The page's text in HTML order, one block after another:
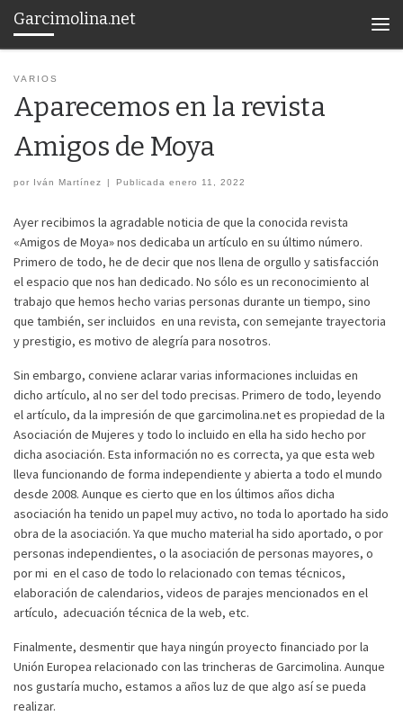
Saltar al contenido
Garcimolina.net
VARIOS
Aparecemos en la revista
Amigos de Moya
por Iván Martínez | Publicadaenero 11, 2022
Ayer recibimos la agradable noticia de que la conocida revista
«Amigos de Moya» nos dedicaba un artículo en su último número.
Primero de todo, he de decir que nos llena de orgullo y satisfacción
el espacio que nos han dedicado. No sólo es un reconocimiento al
trabajo que hemos hecho varias personas durante un tiempo, sino
que también, ser incluidos en una revista, con semejante trayectoria
y prestigio, es motivo de alegría para nosotros.
Sin embargo, conviene aclarar varias informaciones incluidas en
dicho artículo, al no ser del todo precisas. Primero de todo, leyendo
el artículo, da la impresión de que garcimolina.net es propiedad de la
Asociación de Mujeres y todo lo incluido en ella ha sido hecho por
dicha asociación. Esta información no es correcta, ya que esta web
lleva funcionando de forma independiente y abierta a todo el mundo
desde 2008. Aunque es cierto que en los últimos años dicha
asociación ha tenido un papel muy activo, no toda lo aportado ha sido
obra de la asociación. Ya que mucho material ha sido aportado, o por
personas independientes, o la asociación de personas mayores, o
por mi en el caso de todo lo relacionado con temas técnicos,
elaboración de calendarios, videos de parajes mencionados en el
artículo, adecuación técnica de la web, etc.
Finalmente, desmentir que haya ningún proyecto financiado por la
Unión Europea relacionado con las trincheras de Garcimolina. Aunque
nos gustaría mucho, estamos a años luz de que algo así se pueda
realizar.